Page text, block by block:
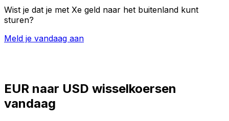
Wist je dat je met Xe geld naar het buitenland kunt
sturen?
Meld je vandaag aan
EUR naar USD wisselkoersen
vandaag